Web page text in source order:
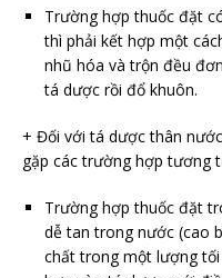
Trường hợp thuốc đặt
thì phải kết hợp một
nhũ hóa và trộn đều
tá dược rồi đổ khuôn.
+ Đối với tá dược thân
gặp các trường hợp tương
Trường hợp thuốc đặt
dễ tan trong nước (cao
chất trong một lượng